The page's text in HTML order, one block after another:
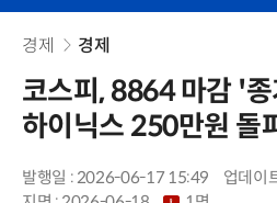
경제 경제
코스피, 8864 마감 '
하이닉스 250만원 돌
발행일 : 2026-06-17 15:49
업데이